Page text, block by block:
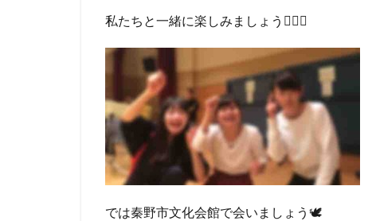
私たちと一緒に楽しみましょう✊🏻😀
では秦野市文化会館で会いましょう🕊